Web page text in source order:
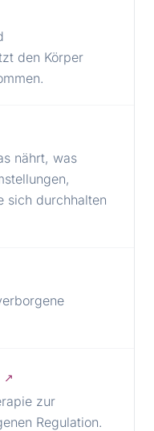
den Körper
nährt, was
sich durchhalten
↗
zur
Regulation.